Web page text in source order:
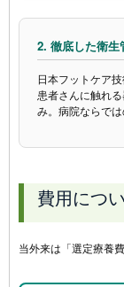
2. 徹底した衛生
日本フットケア
患者さんに触れ
み。病院ならでは
費用につ
当外来は「選定療養